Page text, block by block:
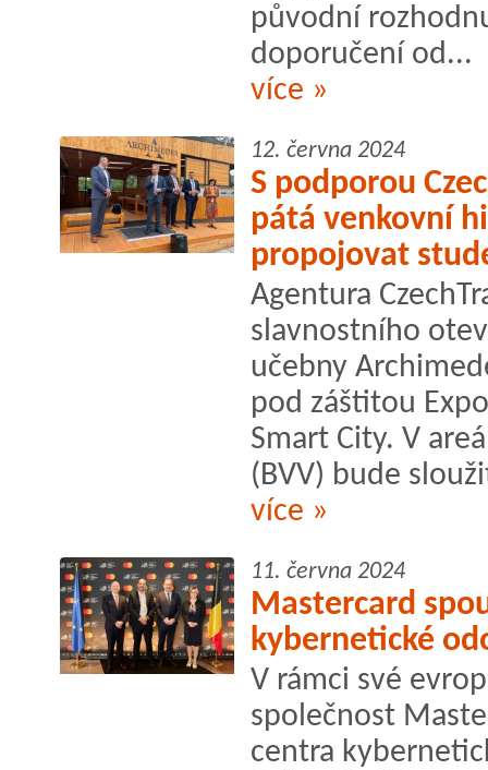
původní
doporučení od...
více »
12. června 2024
S podporou
pátá venkovní
propojovat
Agentura
slavnostního
učebny
pod záštitou
Smart City. V
(BVV) bude
více »
11. června 2024
Mastercard
kybernetické
V rámci své
společnost
centra